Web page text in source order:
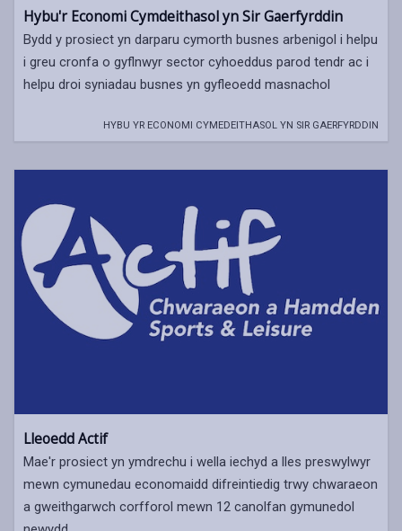
Hybu'r Economi Cymdeithasol yn Sir Gaerfyrddin
Bydd y prosiect yn darparu cymorth busnes arbenigol i helpu
i greu cronfa o gyflnwyr sector cyhoeddus parod tendr ac i
helpu droi syniadau busnes yn gyfleoedd masnachol
HYBU YR ECONOMI CYMEDEITHASOL YN SIR GAERFYRDDIN
Lleoedd Actif
Mae'r prosiect yn ymdrechu i wella iechyd a lles preswylwyr
mewn cymunedau economaidd difreintiedig trwy chwaraeon
a gweithgarwch corfforol mewn 12 canolfan gymunedol